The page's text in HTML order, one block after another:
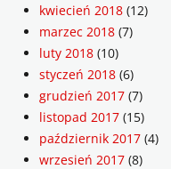
kwiecień 2018 (12)
marzec 2018 (7)
luty 2018 (10)
styczeń 2018 (6)
grudzień 2017 (7)
listopad 2017 (15)
październik 2017 (4)
wrzesień 2017 (8)